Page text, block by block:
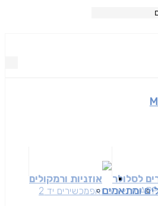
לסלולר אוזניות ורמקולים
מכשירים זאפמכשירים יד 2 ומתאמים